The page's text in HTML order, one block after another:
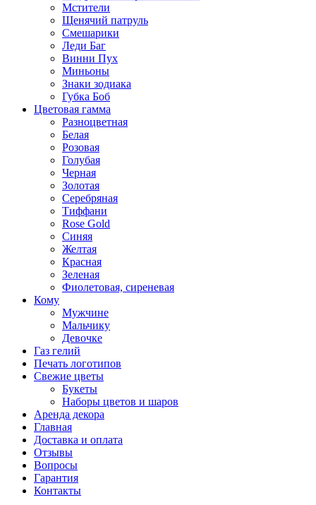
Мстители
Щенячий патруль
Смешарики
Леди Баг
Винни Пух
Миньоны
Знаки зодиака
Губка Боб
Цветовая гамма
Разноцветная
Белая
Розовая
Голубая
Черная
Золотая
Серебряная
Тиффани
Rose Gold
Синяя
Желтая
Красная
Зеленая
Фиолетовая, сиреневая
Кому
Мужчине
Мальчику
Девочке
Газ гелий
Печать логотипов
Свежие цветы
Букеты
Наборы цветов и шаров
Аренда декора
Главная
Доставка и оплата
Отзывы
Вопросы
Гарантия
Контакты